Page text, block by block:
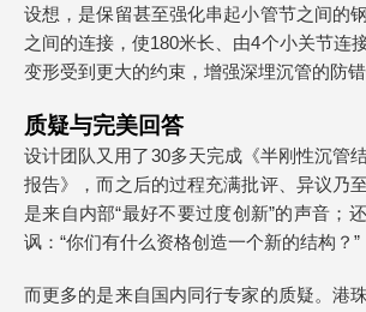
设想，是保留甚至强化串起小管节之间的
之间的连接，使180米长、由4个小关节连
变形受到更大的约束，增强深埋沉管的防错
质疑与完美回答
设计团队又用了30多天完成《半刚性沉管
报告》，而之后的过程充满批评、异议乃
是来自内部“最好不要过度创新”的声音；
讽：“你们有什么资格创造一个新的结构？”
而更多的是来自国内同行专家的质疑。港